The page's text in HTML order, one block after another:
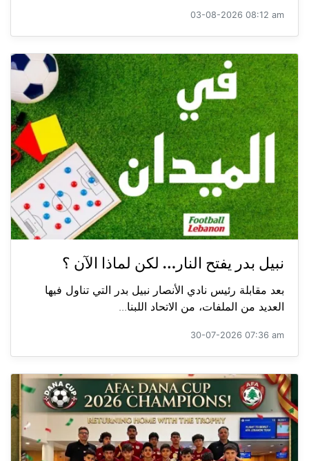
03-08-2026 08:12 am
نبيل بدر يفتح النار… لكن لماذا الآن ؟
بعد مقابلة رئيس نادي الأنصار نبيل بدر التي تناول فيها
العديد من الملفات، من الاتحاد اللبنا...
30-07-2026 07:36 am